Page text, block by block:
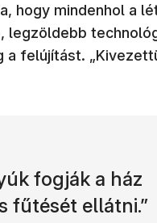
hogy mindenhol a
legzöldebb
a felújítást.
fogják a ház
fűtését ellátni.”